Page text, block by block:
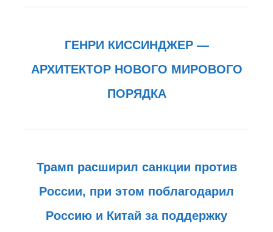
ГЕНРИ КИССИНДЖЕР —
АРХИТЕКТОР НОВОГО МИРОВОГО
ПОРЯДКА
Трамп расширил санкции против
России, при этом поблагодарил
Россию и Китай за поддержку